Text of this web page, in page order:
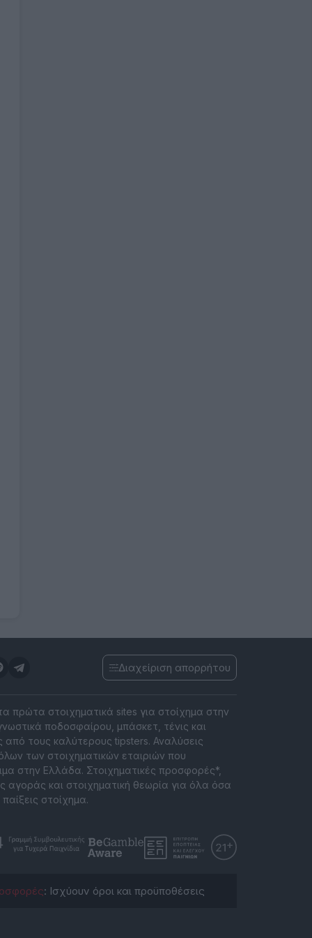
Διαχείριση απορρήτου
πρώτα στοιχηματικά sites για στοίχημα στην
ποδοσφαίρου, μπάσκετ, τένις και
από τους καλύτερους tipsters. Αναλύσεις
των στοιχηματικών εταιριών που
στην Ελλάδα. Στοιχηματικές προσφορές*,
αγοράς και στοιχηματική θεωρία για όλα όσα
στοίχημα.
: Ισχύουν όροι και προϋποθέσεις